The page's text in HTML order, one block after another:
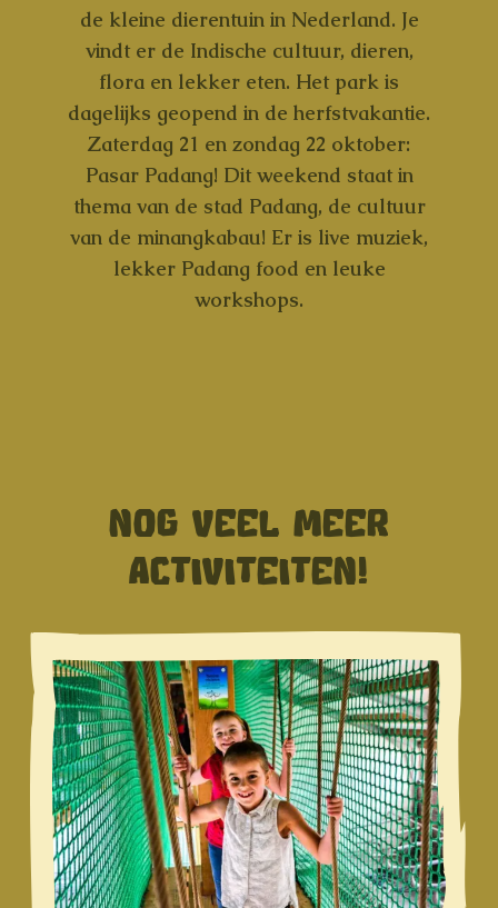
de kleine dierentuin in Nederland. Je
vindt er de Indische cultuur, dieren,
flora en lekker eten. Het park is
dagelijks geopend in de herfstvakantie.
Zaterdag 21 en zondag 22 oktober:
Pasar Padang! Dit weekend staat in
thema van de stad Padang, de cultuur
van de minangkabau! Er is live muziek,
lekker Padang food en leuke
workshops.
NOG VEEL MEER
ACTIVITEITEN!